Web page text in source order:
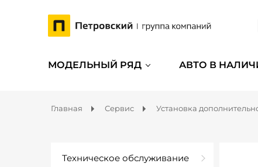
МОДЕЛЬНЫЙ РЯД АВТО В
Главная Сервис Установка
Техническое обслуживание